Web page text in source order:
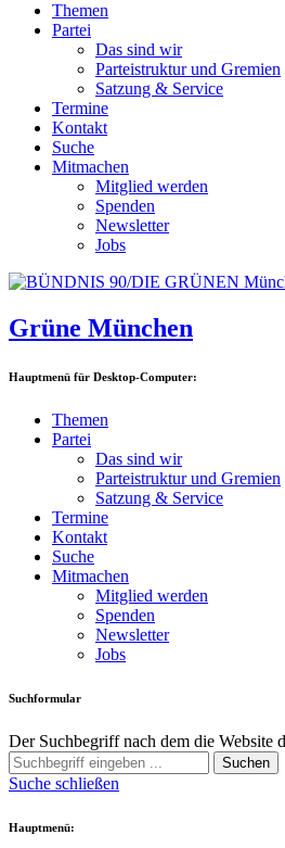
Themen
Partei
Das sind wir
Parteistruktur und Gremien
Satzung & Service
Termine
Kontakt
Suche
Mitmachen
Mitglied werden
Spenden
Newsletter
Jobs
Grüne München
Hauptmenü für Desktop-Computer:
Themen
Partei
Das sind wir
Parteistruktur und Gremien
Satzung & Service
Termine
Kontakt
Suche
Mitmachen
Mitglied werden
Spenden
Newsletter
Jobs
Suchformular
Der Suchbegriff nach dem die Website
Suchen
Suche schließen
Hauptmenü: